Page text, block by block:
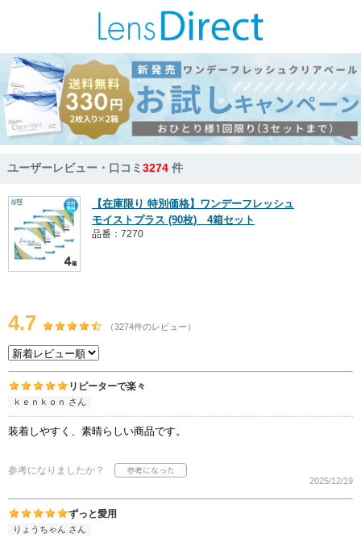
ユーザーレビュー・口コミ3274 件
【在庫限り 特別価格】ワンデーフレッシュ
モイストプラス (90枚) 4箱セット
品番：7270
4.7 （3274件のレビュー）
リピーターで楽々
ｋｅｎｋｏｎ さん
装着しやすく、素晴らしい商品です。
参考になりましたか？
2025/12/19
ずっと愛用
りょうちゃん さん